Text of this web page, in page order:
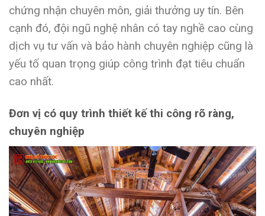
chứng nhận chuyên môn, giải thưởng uy tín. Bên
cạnh đó, đội ngũ nghệ nhân có tay nghề cao cùng
dịch vụ tư vấn và bảo hành chuyên nghiệp cũng là
yếu tố quan trọng giúp công trình đạt tiêu chuẩn
cao nhất.
Đơn vị có quy trình thiết kế thi công rõ ràng,
chuyên nghiệp